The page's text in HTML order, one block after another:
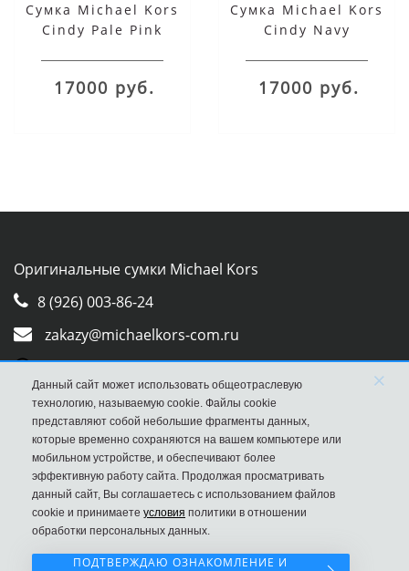
Сумка Michael Kors
Cindy Pale Pink
17000 руб.
Сумка Michael Kors
Cindy Navy
17000 руб.
Оригинальные сумки Michael Kors
8 (926) 003-86-24
zakazy@michaelkors-com.ru
Whatsapp
Viber
Данный сайт может использовать общеотраслевую
технологию, называемую cookie. Файлы cookie
представляют собой небольшие фрагменты данных,
которые временно сохраняются на вашем компьютере или
мобильном устройстве, и обеспечивают более
эффективную работу сайта. Продолжая просматривать
данный сайт, Вы соглашаетесь с использованием файлов
cookie и принимаете условия политики в отношении
обработки персональных данных.
×
ПОДТВЕРЖДАЮ ОЗНАКОМЛЕНИЕ И